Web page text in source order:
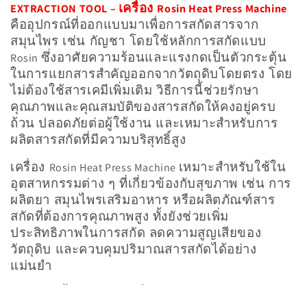
ล
เ
ล
ก
ชั
น
:
EXTRACTION TOOL – เครื่อง Rosin Heat Press Machine
คืออุปกรณ์ที่ออกแบบมาเพื่อการสกัดสารจาก
สมุนไพร เช่น กัญชา โดยใช้หลักการสกัดแบบ
Rosin ซึ่งอาศัยความร้อนและแรงกดเป็นตัวกระตุ้น
ในการแยกสารสำคัญออกจากวัตถุดิบโดยตรง โดย
ไม่ต้องใช้สารเคมีเพิ่มเติม วิธีการนี้ช่วยรักษา
คุณภาพและคุณสมบัติของสารสกัดให้คงอยู่ครบ
ถ้วน ปลอดภัยต่อผู้ใช้งาน และเหมาะสำหรับการ
ผลิตสารสกัดที่มีความบริสุทธิ์สูง
เครื่อง Rosin Heat Press Machine เหมาะสำหรับใช้ใน
อุตสาหกรรมต่าง ๆ ที่เกี่ยวข้องกับสุขภาพ เช่น การ
ผลิตยา สมุนไพรเสริมอาหาร หรือผลิตภัณฑ์สาร
สกัดที่ต้องการคุณภาพสูง ทั้งยังช่วยเพิ่ม
ประสิทธิภาพในการสกัด ลดความสูญเสียของ
วัตถุดิบ และควบคุมปริมาณสารสกัดได้อย่าง
แม่นยำ